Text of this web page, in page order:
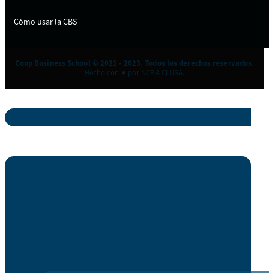
Cómo usar la CBS
Coop Business School © 2021 - 2023. Todos los derechos reservados.
Hecho con ♥ por NCBA CLUSA.